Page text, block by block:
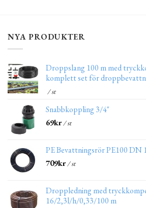
NYA PRODUKTER
Droppslang 100 m med
komplett set för
/ st
Snabbkoppling 3/4"
69kr/ st
PE Bevattningsrör PE100 DN
709kr/ st
Droppledning med
16/2,3l/h/0,33/100 m